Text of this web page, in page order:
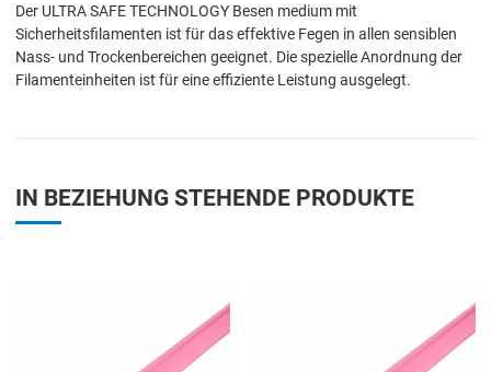
Der ULTRA SAFE TECHNOLOGY Besen medium mit
Sicherheitsfilamenten ist für das effektive Fegen in allen sensiblen
Nass- und Trockenbereichen geeignet. Die spezielle Anordnung der
Filamenteinheiten ist für eine effiziente Leistung ausgelegt.
IN BEZIEHUNG STEHENDE PRODUKTE